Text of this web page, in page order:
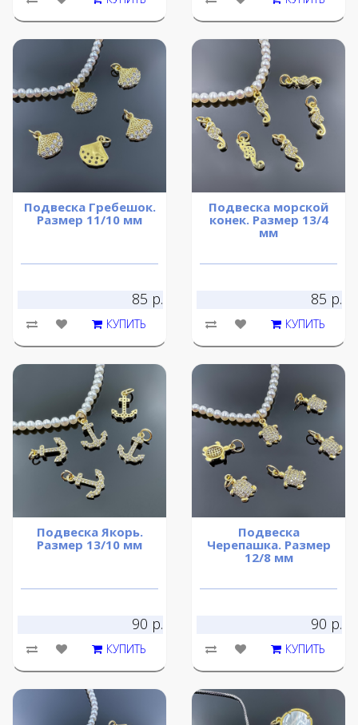
Подвеска Гребешок.
Размер 11/10 мм
85 р.
КУПИТЬ
Подвеска морской
конек. Размер 13/4
мм
85 р.
КУПИТЬ
Подвеска Якорь.
Размер 13/10 мм
90 р.
КУПИТЬ
Подвеска
Черепашка. Размер
12/8 мм
90 р.
КУПИТЬ